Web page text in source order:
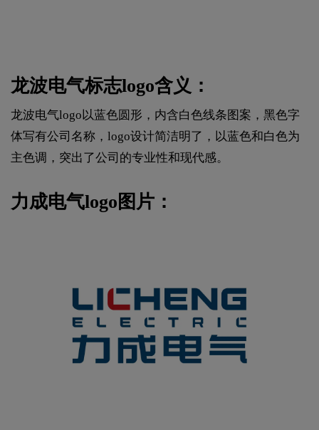
龙波电气标志logo含义：
龙波电气logo以蓝色圆形，内含白色线条图案，黑色字
体写有公司名称，logo设计简洁明了，以蓝色和白色为
主色调，突出了公司的专业性和现代感。
力成电气logo图片：